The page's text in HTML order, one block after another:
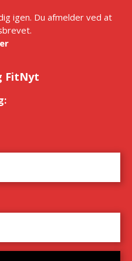
igen. Du afmelder ved at
FitNyt